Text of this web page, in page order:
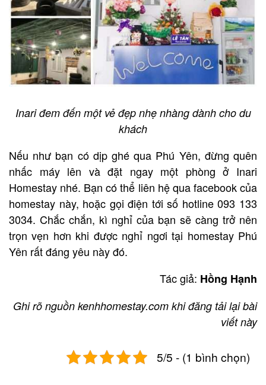
Inari đem đến một vẻ đẹp nhẹ nhàng dành cho du
khách
Nếu như bạn có dịp ghé qua Phú Yên, đừng quên
nhấc máy lên và đặt ngay một phòng ở Inari
Homestay nhé. Bạn có thể liên hệ qua facebook của
homestay này, hoặc gọi điện tới số hotline 093 133
3034. Chắc chắn, kì nghỉ của bạn sẽ càng trở nên
trọn vẹn hơn khi được nghỉ ngơi tại homestay Phú
Yên rất đáng yêu này đó.
Tác giả: Hồng Hạnh
Ghi rõ nguồn kenhhomestay.com khi đăng tải lại bài
viết này
5/5 - (1 bình chọn)